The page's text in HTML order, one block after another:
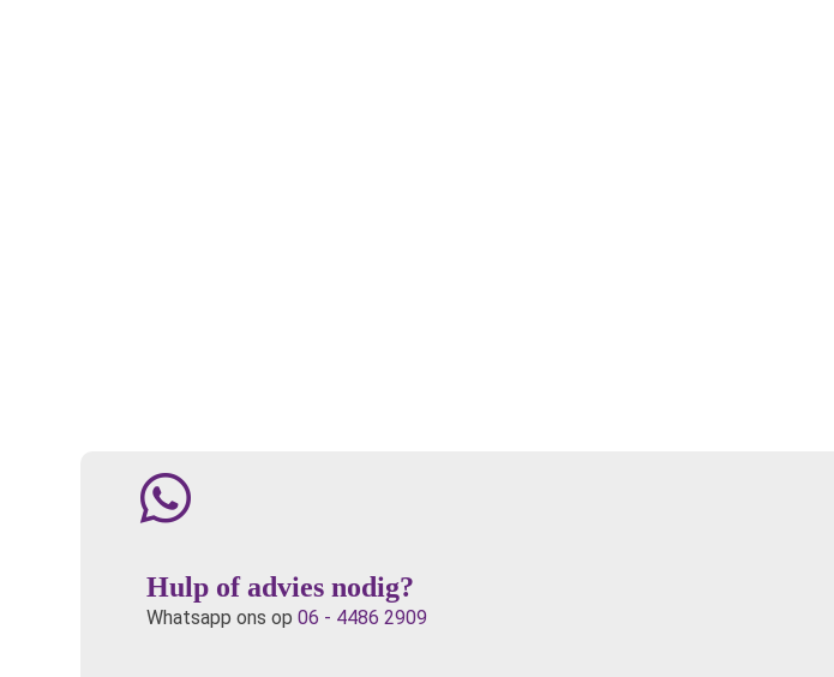
Hulp of advies nodig?
Whatsapp ons op 06 - 4486 2909